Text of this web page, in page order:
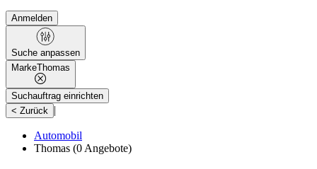
Anmelden
Suche anpassen
MarkeThomas
Suchauftrag einrichten
< Zurück |
Automobil
Thomas (0 Angebote)